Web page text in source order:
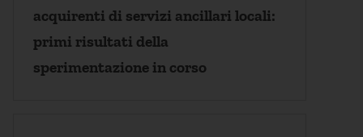
acquirenti di servizi ancillari locali:
primi risultati della
sperimentazione in corso